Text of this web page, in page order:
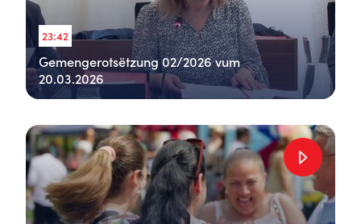
23:42
Gemengerotsëtzung 02/2026 vum
20.03.2026